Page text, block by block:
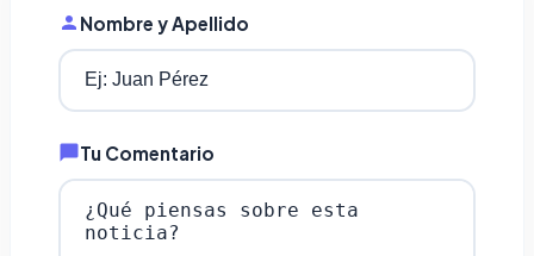
Nombre y Apellido
Tu Comentario